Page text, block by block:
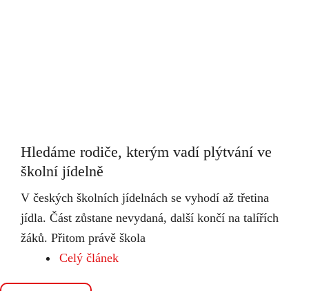
Hledáme rodiče, kterým vadí plýtvání ve
školní jídelně
V českých školních jídelnách se vyhodí až třetina
jídla. Část zůstane nevydaná, další končí na talířích
žáků. Přitom právě škola
Celý článek